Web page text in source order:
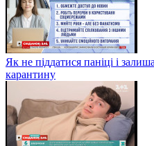
Як не піддатися паніці і
карантину